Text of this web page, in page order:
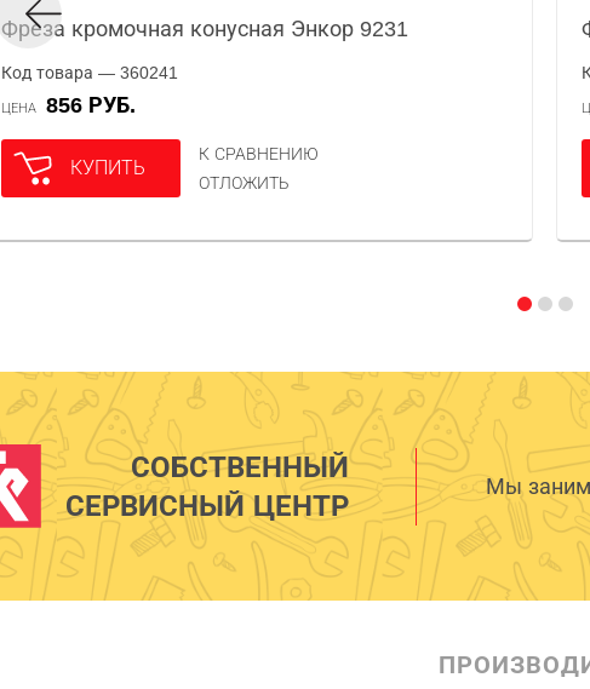
Фреза кромочная конусная Энкор 9231
Код товара — 360241
ЦЕНА 856 РУБ.
КУПИТЬ
К СРАВНЕНИЮ
ОТЛОЖИТЬ
СОБСТВЕННЫЙ
СЕРВИСНЫЙ ЦЕНТР
Мы